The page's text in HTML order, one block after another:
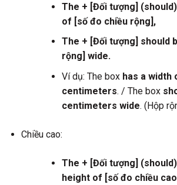
The + [Đối tượng]
of [số đo chiều rộng],
The + [Đối tượng] should
rộng] wide.
Ví dụ: The box has a width
centimeters. / The box
centimeters wide. (Hộp
Chiều cao:
The + [Đối tượng]
height of [số đo chiều